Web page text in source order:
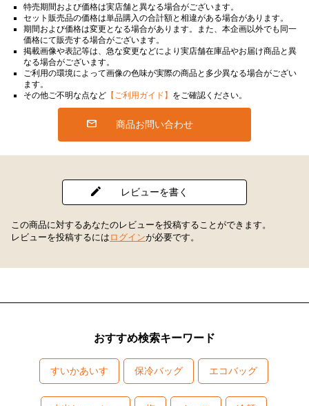
特売期間および価格は実店舗と異なる場合がございます。
セット販売品の価格は単品購入の合計額と相違がある場合があります。
期間および価格は変更となる場合があります。また、本企画以外でも同一
価格にて販売する場合がございます。
掲載画像や表記等は、急な変更などにより実店舗在庫品やお届け商品と異
なる場合がございます。
ご利用の環境によって画像の色味が実際の商品と多少異なる場合がござい
ます。
その他ご不明な点など 【ご利用ガイド】 をご確認ください。
商品お問い合わせ
レビューを書く
この商品に対するあなたのレビューを投稿することができます。
レビューを投稿するには ログインが必要です。
おすすめ検索キーワード
すいかあいす 保冷バッグ エコバッグ